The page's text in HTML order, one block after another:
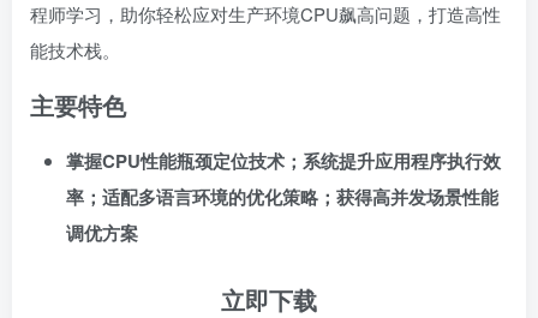
程师学习，助你轻松应对生产环境CPU飙高问题，打造高性
能技术栈。
主要特色
掌握CPU性能瓶颈定位技术；系统提升应用程序执行效
率；适配多语言环境的优化策略；获得高并发场景性能
调优方案
立即下载